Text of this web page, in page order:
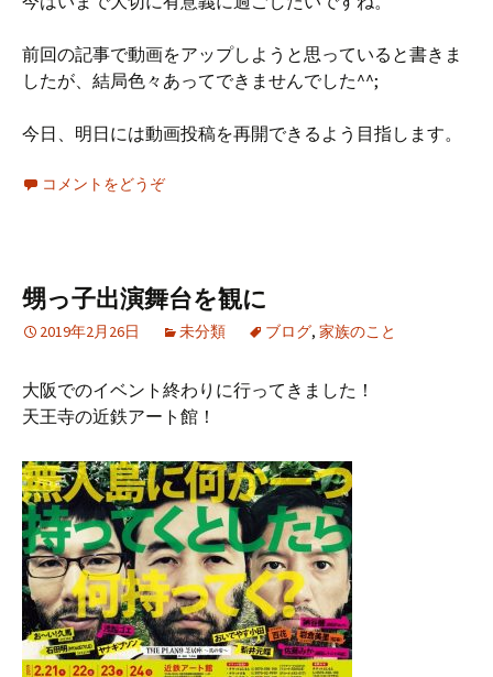
前回の記事で動画をアップしようと思っていると書きま
したが、結局色々あってできませんでした^^;
今日、明日には動画投稿を再開できるよう目指します。
コメントをどうぞ
甥っ子出演舞台を観に
2019年2月26日 未分類 ブログ, 家族のこと
大阪でのイベント終わりに行ってきました！
天王寺の近鉄アート館！